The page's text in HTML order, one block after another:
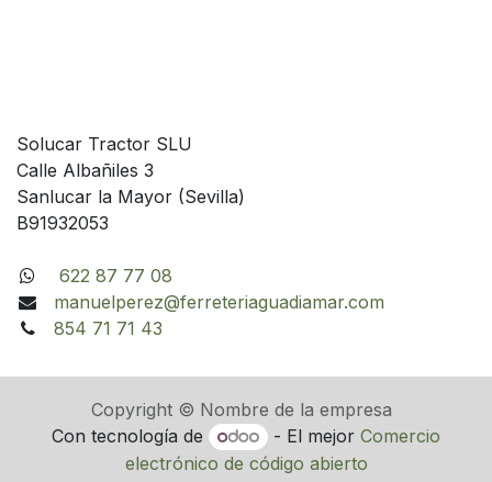
Solucar Tractor SLU
Calle Albañiles 3
Sanlucar la Mayor (Sevilla)
B91932053
622 87 77 08
manuelperez@ferreteriaguadiamar.com
854 71 71 43
Copyright © Nombre de la empresa
Con tecnología de
- El mejorComercio
electrónico de código abierto